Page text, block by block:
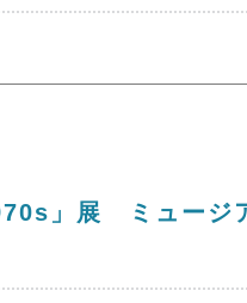
」展 ミュージ